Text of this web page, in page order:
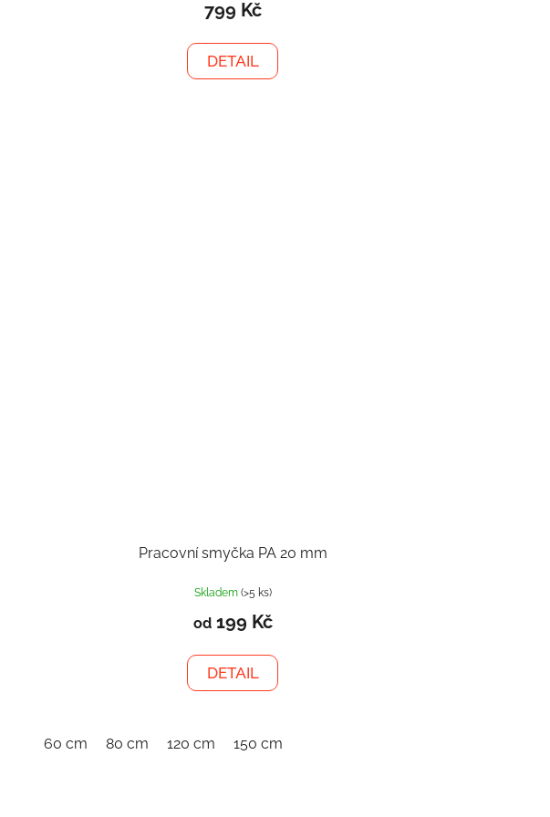
799 Kč
DETAIL
Pracovní smyčka PA 20 mm
Skladem (>5 ks)
od199 Kč
DETAIL
60 cm 80 cm 120 cm 150 cm